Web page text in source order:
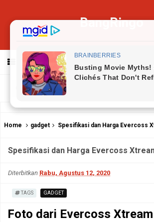
BangRingo
MENU
Home gadget Spesifikasi dan Harga Evercoss
Spesifikasi dan Harga Evercoss
Diterbitkan Rabu, Agustus 12, 2020
TAGS GADGET
Foto dari Evercoss